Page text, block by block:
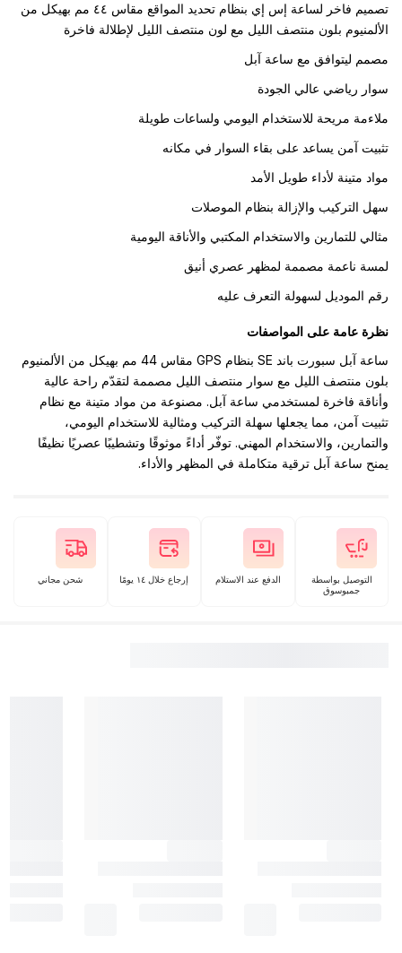
تصميم فاخر لساعة إس إي بنظام تحديد المواقع مقاس ٤٤ مم بهيكل من
الألمنيوم بلون منتصف الليل مع لون منتصف الليل لإطلالة فاخرة
مصمم ليتوافق مع ساعة آبل
سوار رياضي عالي الجودة
ملاءمة مريحة للاستخدام اليومي ولساعات طويلة
تثبيت آمن يساعد على بقاء السوار في مكانه
مواد متينة لأداء طويل الأمد
سهل التركيب والإزالة بنظام الموصلات
مثالي للتمارين والاستخدام المكتبي والأناقة اليومية
لمسة ناعمة مصممة لمظهر عصري أنيق
رقم الموديل لسهولة التعرف عليه
نظرة عامة على المواصفات
ساعة آبل سبورت باند SE بنظام GPS مقاس 44 مم بهيكل من الألمنيوم
بلون منتصف الليل مع سوار منتصف الليل مصممة لتقدّم راحة عالية
وأناقة فاخرة لمستخدمي ساعة آبل. مصنوعة من مواد متينة مع نظام
تثبيت آمن، مما يجعلها سهلة التركيب ومثالية للاستخدام اليومي،
والتمارين، والاستخدام المهني. توفّر أداءً موثوقًا وتشطيبًا عصريًا نظيفًا
يمنح ساعة آبل ترقية متكاملة في المظهر والأداء.
التوصيل بواسطة
جمبوسوق
الدفع عند الاستلام إرجاع خلال ١٤ يومًا شحن مجاني